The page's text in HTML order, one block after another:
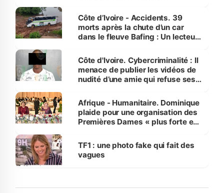
Côte d’Ivoire - Accidents. 39
morts après la chute d’un car
dans le fleuve Bafing : Un lecteur
des Transports
Côte d'Ivoire. Cybercriminalité : Il
menace de publier les vidéos de
nudité d’une amie qui refuse ses
Afrique - Humanitaire. Dominique
plaide pour une organisation des
Premières Dames « plus forte et
sur la scène internationale »
TF1 : une photo fake qui fait des
vagues